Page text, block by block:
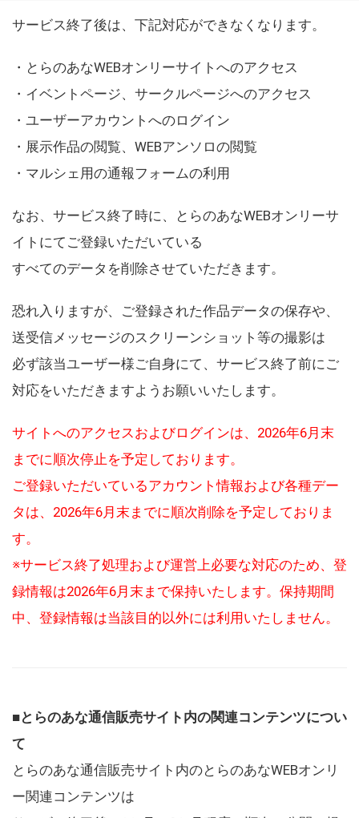
サービス終了後は、下記対応ができなくなります。
・とらのあなWEBオンリーサイトへのアクセス
・イベントページ、サークルページへのアクセス
・ユーザーアカウントへのログイン
・展示作品の閲覧、WEBアンソロの閲覧
・マルシェ用の通報フォームの利用
なお、サービス終了時に、とらのあなWEBオンリーサ
イトにてご登録いただいている
すべてのデータを削除させていただきます。
恐れ入りますが、ご登録された作品データの保存や、
送受信メッセージのスクリーンショット等の撮影は
必ず該当ユーザー様ご自身にて、サービス終了前にご
対応をいただきますようお願いいたします。
サイトへのアクセスおよびログインは、2026年6月末
までに順次停止を予定しております。
ご登録いただいているアカウント情報および各種デー
タは、2026年6月末までに順次削除を予定しておりま
す。
※サービス終了処理および運営上必要な対応のため、登
録情報は2026年6月末まで保持いたします。保持期間
中、登録情報は当該目的以外には利用いたしません。
■とらのあな通信販売サイト内の関連コンテンツについ
て
とらのあな通信販売サイト内のとらのあなWEBオンリ
ー関連コンテンツは